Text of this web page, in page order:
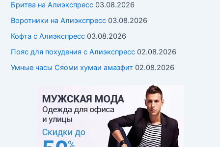
Бритва на Алиэкспресс 03.08.2026
Воротники на Алиэкспресс 03.08.2026
Кофта с Алиэкспресс 03.08.2026
Пояс для похудения с Алиэкспресс 02.08.2026
Умные часы Cяоми хумаи амазфит 02.08.2026